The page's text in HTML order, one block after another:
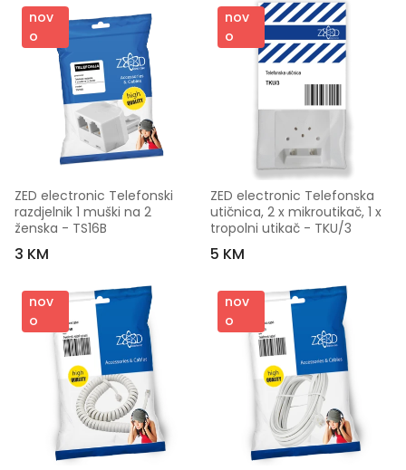
nov
o
ZED electronic Telefonski
razdjelnik 1 muški na 2
ženska - TS16B
3 KM
nov
o
ZED electronic Telefonska
utičnica, 2 x mikroutikač, 1 x
tropolni utikač - TKU/3
5 KM
nov
o
nov
o